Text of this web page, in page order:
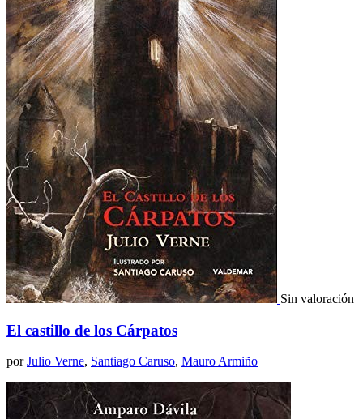
Sin valoración
El castillo de los Cárpatos
porJulio Verne, Santiago Caruso, Mauro Armiño